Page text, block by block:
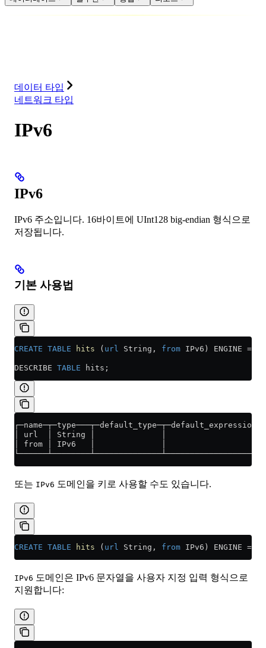
데이터 타입
네트워크 타입
IPv6
IPv6
IPv6 주소입니다. 16바이트에 UInt128 big-endian 형식으로
저장됩니다.
기본 사용법
CREATE TABLE hits ( url String, from IPv6) ENGINE =
DESCRIBE TABLE hits;
│ url  │ String │              │
│ from │ IPv6   │              │
또는 IPv6 도메인을 키로 사용할 수도 있습니다.
CREATE TABLE hits ( url String, from IPv6) ENGINE =
IPv6 도메인은 IPv6 문자열을 사용자 지정 입력 형식으로
지원합니다: